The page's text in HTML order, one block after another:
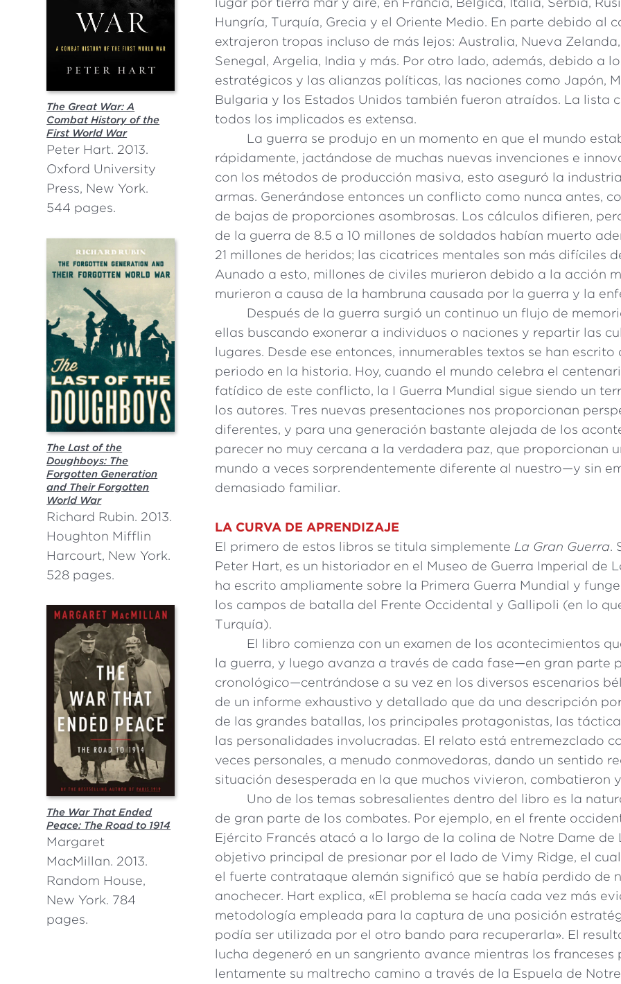
The Great War: A
Combat History of the
First World War
Peter Hart. 2013.
Oxford University
Press, New York.
544 pages.
The Last of the
Doughboys: The
Forgotten Generation
and Their Forgotten
World War
Richard Rubin. 2013.
Houghton Mifflin
Harcourt, New York.
528 pages.
The War That Ended
Peace: The Road to 1914
Margaret
MacMillan. 2013.
Random House,
New York. 784
pages.
Hungría, Turquía, Grecia y el Oriente Medio. En parte debido al
extrajeron tropas incluso de más lejos: Australia, Nueva
Senegal, Argelia, India y más. Por otro lado, además, debido a
estratégicos y las alianzas políticas, las naciones como Japón,
Bulgaria y los Estados Unidos también fueron atraídos. La lista
todos los implicados es extensa.
La guerra se produjo en un momento en que el mundo
rápidamente, jactándose de muchas nuevas invenciones e
con los métodos de producción masiva, esto aseguró la
armas. Generándose entonces un conflicto como nunca antes,
de bajas de proporciones asombrosas. Los cálculos difieren,
de la guerra de 8.5 a 10 millones de soldados habían muerto
21 millones de heridos; las cicatrices mentales son más difíciles
Aunado a esto, millones de civiles murieron debido a la acción
murieron a causa de la hambruna causada por la guerra y la
Después de la guerra surgió un continuo un flujo de
ellas buscando exonerar a individuos o naciones y repartir las
lugares. Desde ese entonces, innumerables textos se han
periodo en la historia. Hoy, cuando el mundo celebra el
fatídico de este conflicto, la I Guerra Mundial sigue siendo un
los autores. Tres nuevas presentaciones nos proporcionan
diferentes, y para una generación bastante alejada de los
parecer no muy cercana a la verdadera paz, que proporcionan
mundo a veces sorprendentemente diferente al nuestro—y sin
demasiado familiar.
LA CURVA DE APRENDIZAJE
El primero de estos libros se titula simplemente La Gran Guerra.
Peter Hart, es un historiador en el Museo de Guerra Imperial de
ha escrito ampliamente sobre la Primera Guerra Mundial y
los campos de batalla del Frente Occidental y Gallipoli (en lo
Turquía).
El libro comienza con un examen de los acontecimientos
la guerra, y luego avanza a través de cada fase—en gran parte
cronológico—centrándose a su vez en los diversos escenarios
de un informe exhaustivo y detallado que da una descripción
de las grandes batallas, los principales protagonistas, las
las personalidades involucradas. El relato está entremezclado
veces personales, a menudo conmovedoras, dando un sentido
situación desesperada en la que muchos vivieron, combatieron
Uno de los temas sobresalientes dentro del libro es la
de gran parte de los combates. Por ejemplo, en el frente
Ejército Francés atacó a lo largo de la colina de Notre Dame de
objetivo principal de presionar por el lado de Vimy Ridge, el
el fuerte contrataque alemán significó que se había perdido de
anochecer. Hart explica, «El problema se hacía cada vez más
metodología empleada para la captura de una posición
podía ser utilizada por el otro bando para recuperarla». El
lucha degeneró en un sangriento avance mientras los franceses
lentamente su maltrecho camino a través de la Espuela de